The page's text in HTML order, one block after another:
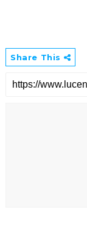
Share This